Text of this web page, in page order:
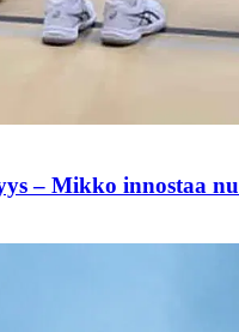
– Mikko innostaa